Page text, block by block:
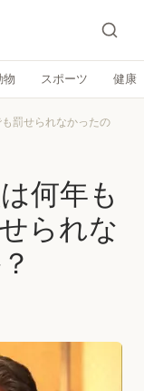
物 スポーツ 健康
罰せられなかったの
何年も
られな